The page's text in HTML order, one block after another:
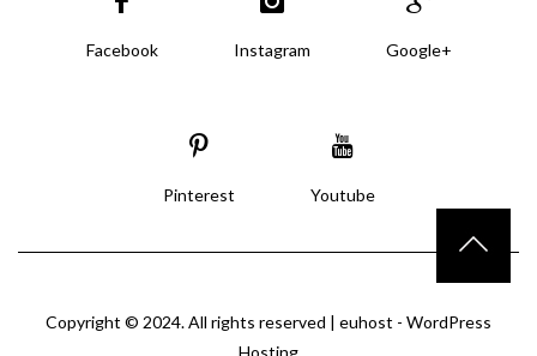
Facebook Instagram Google+
Pinterest Youtube
Copyright © 2024. All rights reserved | euhost - WordPress
Hosting